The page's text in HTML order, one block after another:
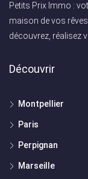
Petits Prix Immo :
maison de vos
découvrez, réalisez
Découvrir
Montpellier
Paris
Perpignan
Marseille